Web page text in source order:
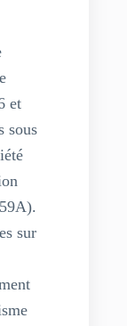
et
sous
sur